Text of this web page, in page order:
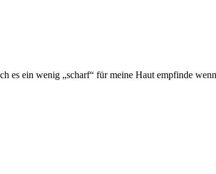
es ein wenig „scharf“ für meine Haut empfinde